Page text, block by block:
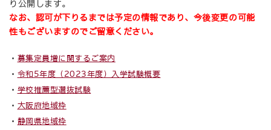
り公開します。
なお、認可が下りるまでは予定の情報であり、今後変更の可能
性もございますのでご留意ください。
・ 募集定員増に関するご案内
・ 令和5年度（2023年度）入学試験概要
・ 学校推薦型選抜試験
・ 大阪府地域枠
・ 静岡県地域枠